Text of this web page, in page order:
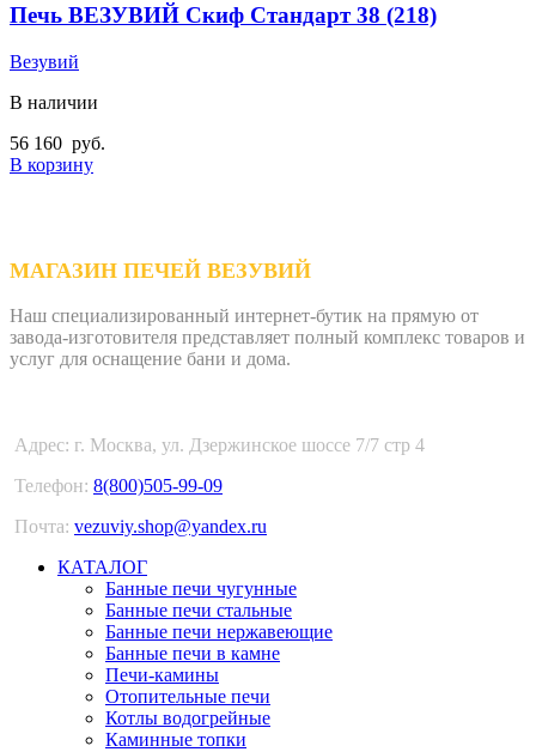
Печь ВЕЗУВИЙ Скиф Стандарт 38 (218)
Везувий
В наличии
56 160 руб.
В корзину
МАГАЗИН ПЕЧЕЙ ВЕЗУВИЙ
Наш специализированный интернет-бутик на прямую от
завода-изготовителя представляет полный комплекс товаров и
услуг для оснащение бани и дома.
Адрес: г. Москва, ул. Дзержинское шоссе 7/7 стр 4
Телефон: 8(800)505-99-09
Почта: vezuviy.shop@yandex.ru
КАТАЛОГ
Банные печи чугунные
Банные печи стальные
Банные печи нержавеющие
Банные печи в камне
Печи-камины
Отопительные печи
Котлы водогрейные
Каминные топки